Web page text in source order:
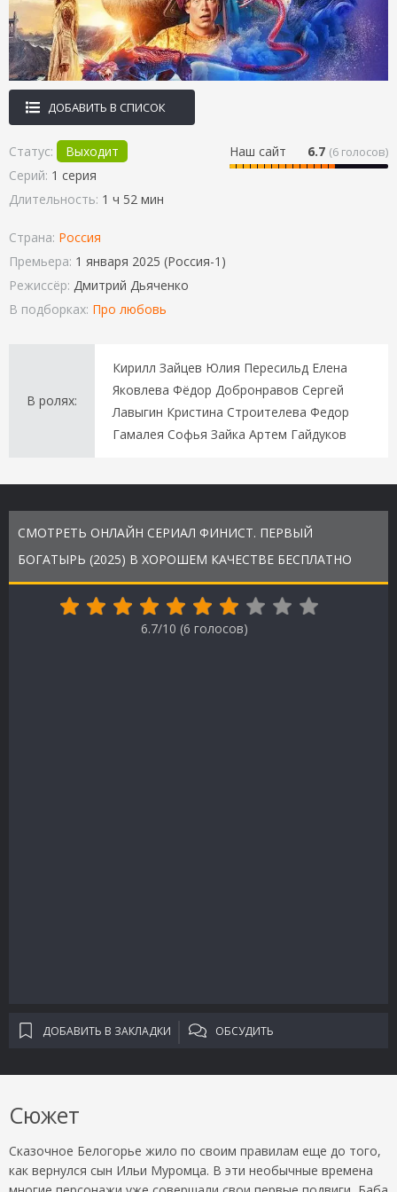
ДОБАВИТЬ В СПИСОК
Наш сайт 6.7 (6 голосов)
Статус:
Выходит
Серий: 1 серия
Длительность: 1 ч 52 мин
Страна: Россия
Премьера: 1 января 2025 (Россия-1)
Режиссёр: Дмитрий Дьяченко
В подборках: Про любовь
В ролях:
Кирилл Зайцев Юлия Пересильд Елена
Яковлева Фёдор Добронравов Сергей
Лавыгин Кристина Строителева Федор
Гамалея Софья Зайка Артем Гайдуков
СМОТРЕТЬ ОНЛАЙН СЕРИАЛ ФИНИСТ. ПЕРВЫЙ
БОГАТЫРЬ (2025) В ХОРОШЕМ КАЧЕСТВЕ БЕСПЛАТНО
6.7/10 (6 голосов)
ДОБАВИТЬ В ЗАКЛАДКИ ОБСУДИТЬ
Сюжет
Сказочное Белогорье жило по своим правилам еще до того,
как вернулся сын Ильи Муромца. В эти необычные времена